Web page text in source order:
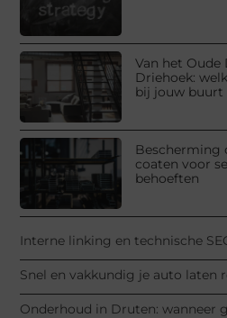
Van het
Driehoek:
bij jouw buurt
Bescherming
coaten voor
behoeften
Interne linking en technische
Snel en vakkundig je auto laten
Onderhoud in Druten: wanneer